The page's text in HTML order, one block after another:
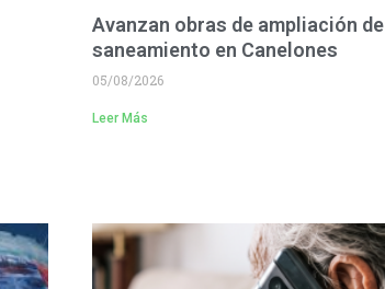
Avanzan obras de ampliación de
saneamiento en Canelones
05/08/2026
Leer Más